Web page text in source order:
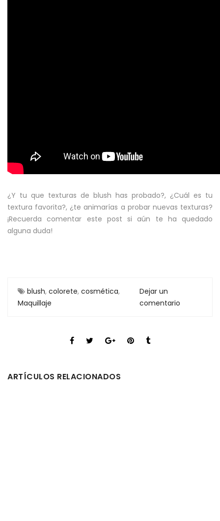
¿Y tu que texturas de blush has probado?, ¿Cuál es tu
textura favorita?, ¿te animarías a probar nuevas texturas?
¡Recuerda comentar este post si aún te ha quedado
alguna duda!
blush, colorete, cosmética,
Maquillaje
Dejar un
comentario
ARTÍCULOS RELACIONADOS